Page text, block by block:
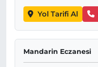
Yol Tarifi Al
Mandarin Eczanesi